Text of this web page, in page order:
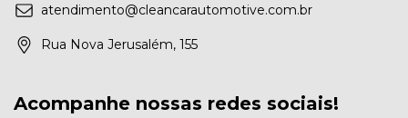
atendimento@cleancarautomotive.com.br
Rua Nova Jerusalém, 155
Acompanhe nossas redes sociais!